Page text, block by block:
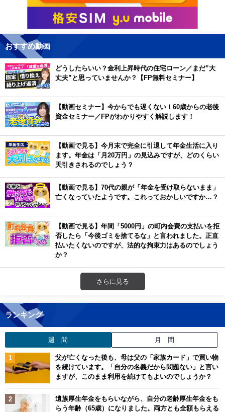
おすすめ動画
どうしたらいい？金利上昇時代の住宅ローン／まだ”大
丈夫”と思っていませんか？【FP無料セミナー】
【動画セミナー】今からでも遅くない！60歳からの老後
資金セミナー／FPがわかりやすく解説します！
【動画で見る】今月末で完全に引退して年金生活に入り
ます。年金は「月20万円」の見込みですが、どのくらい
天引きされるのでしょう？
【動画で見る】70代の親が「年金を受け取らないまま」
亡くなっていたようです。これっておかしいですか…？
【動画で見る】年間「5000円」の町内会費の支払いを拒
否したら「今後ゴミを捨てるな」と言われました。正直
払いたくないのですが、法的な拘束力はあるのでしょう
か？
さらに見る
ランキング
週 間 月 間
父が亡くなった後も、母は父の「家族カード」で買い物
を続けています。「自分の名義だから問題ない」と言い
ますが、このまま利用を続けてもよいのでしょうか？
遺族厚生年金をもらいながら、自分の老齢厚生年金をも
らう年齢（65歳）になりました。両方とも全額もらえる